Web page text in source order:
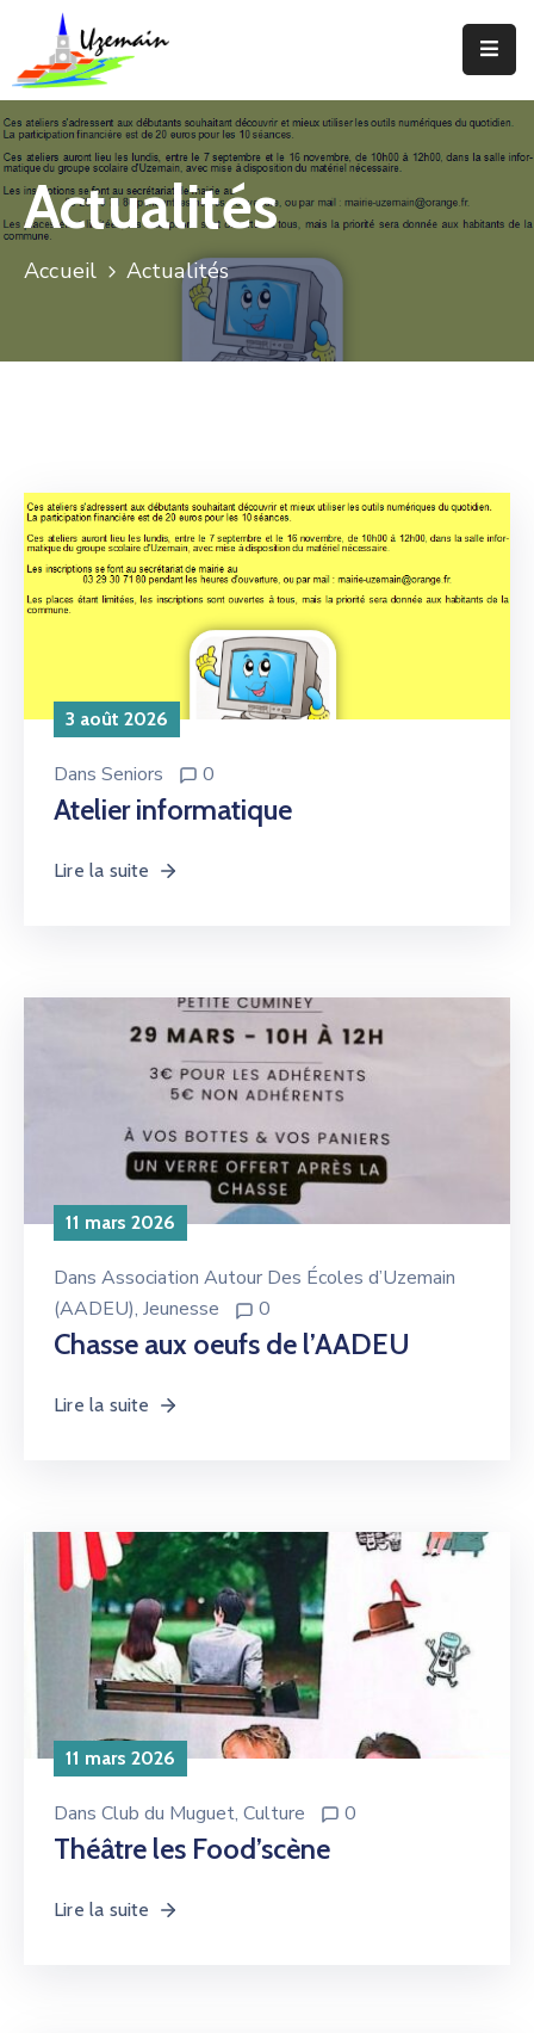
Actualités
Agenda
Votre
Commune
Enfance
Actualités
Accueil Actualités
3 août 2026
Dans Seniors 0
Atelier informatique
Lire la suite
11 mars 2026
Dans Association Autour Des Écoles d’Uzemain
(AADEU)‚ Jeunesse 0
Chasse aux oeufs de l’AADEU
Lire la suite
11 mars 2026
Dans Club du Muguet‚ Culture 0
Théâtre les Food’scène
Lire la suite